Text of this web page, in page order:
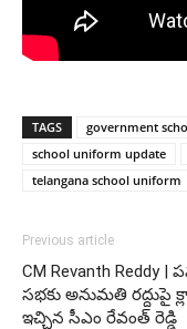
TAGS government
school uniform update
telangana school uniform
Previous article
CM Revanth Reddy |
సభకు అనుమతి రద్దుపై
ఇచ్చిన సీఎం రేవంత్ రెడ్డి